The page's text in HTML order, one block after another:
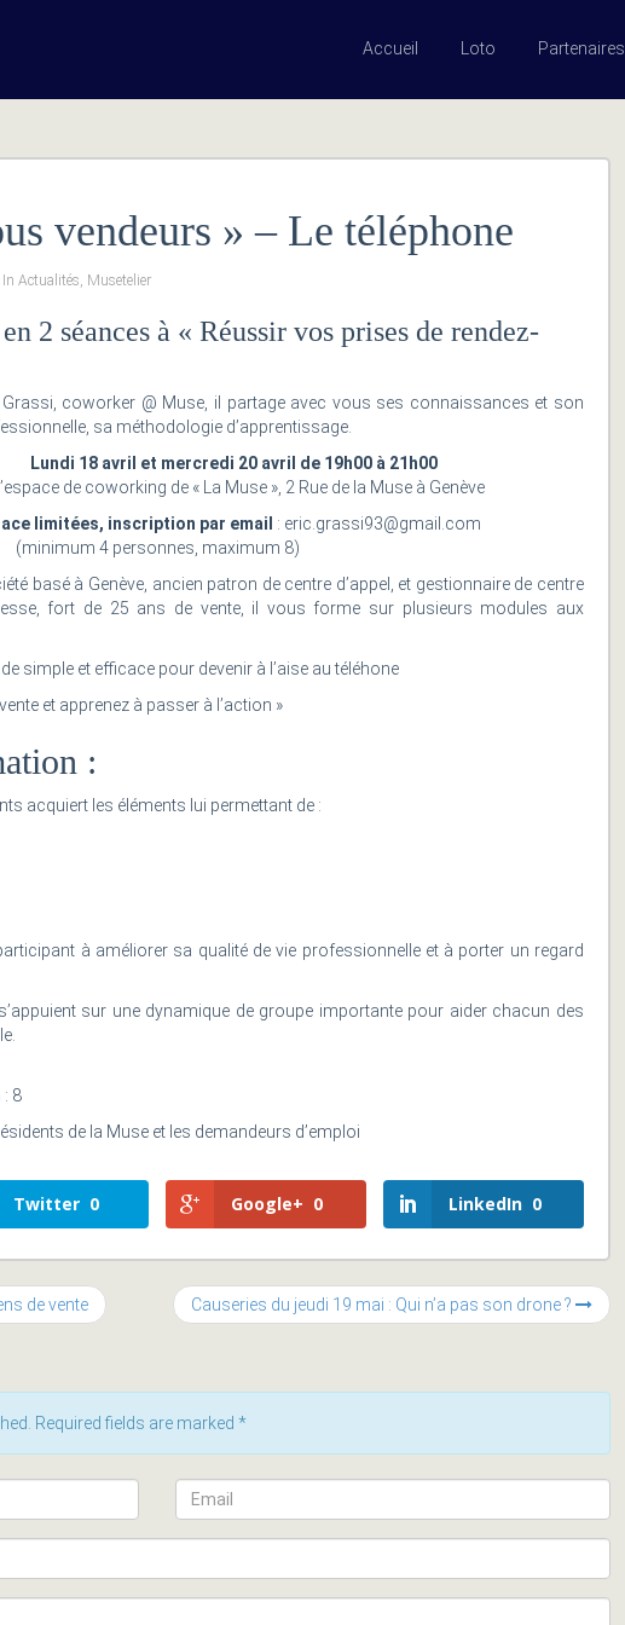
Accueil Loto Partenaires
vendeurs » – Le téléphone
In Actualités, Musetelier
2 séances à « Réussir vos prises de rendez-
coworker @ Muse, il partage avec vous ses connaissances et son
sa méthodologie d’apprentissage.
Lundi 18 avril et mercredi 20 avril de 19h00 à 21h00
de coworking de « La Muse », 2 Rue de la Muse à Genève
limitées, inscription par email : eric.grassi93@gmail.com
(minimum 4 personnes, maximum 8)
basé à Genève, ancien patron de centre d’appel, et gestionnaire de centre
fort de 25 ans de vente, il vous forme sur plusieurs modules aux
simple et efficace pour devenir à l’aise au téléhone
et apprenez à passer à l’action »
:
acquiert les éléments lui permettant de :
participant à améliorer sa qualité de vie professionnelle et à porter un regard
sur une dynamique de groupe importante pour aider chacun des
: 8
de la Muse et les demandeurs d’emploi
Twitter 0 Google+ 0 LinkedIn 0
de vente Causeries du jeudi 19 mai : Qui n’a pas son drone ?
Required fields are marked *